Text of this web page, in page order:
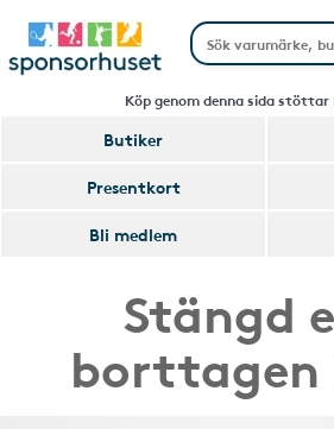
Köp genom denna sida stöttar
Butiker
Presentkort
Bli medlem
Stängd